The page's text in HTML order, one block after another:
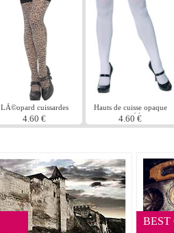
LÃ©opard cuissardes
4.60 €
Hauts de cuisse opaque
noir ou blanc
4.60 €
BEST